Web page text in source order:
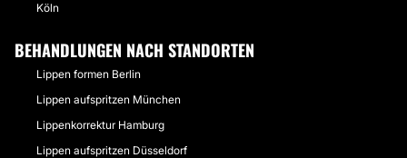
Köln
BEHANDLUNGEN NACH STANDORTEN
Lippen formen Berlin
Lippen aufspritzen München
Lippenkorrektur Hamburg
Lippen aufspritzen Düsseldorf